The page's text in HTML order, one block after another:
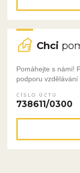
Chci
Pomáhejte s námi!
podporu
ČÍSLO ÚČTU
738611/0300